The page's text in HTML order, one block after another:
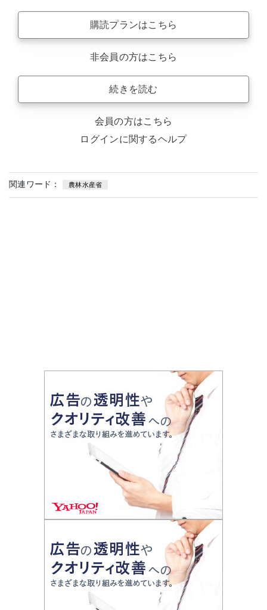
購読プランはこちら
非会員の方はこちら
続きを読む
会員の方はこちら
ログインに関するヘルプ
関連ワード： 農林水産省